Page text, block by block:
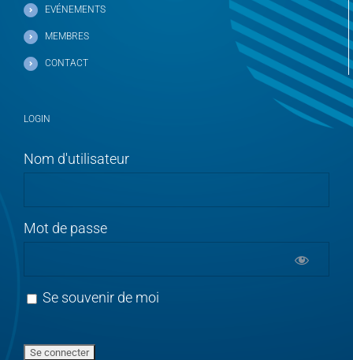
EVÉNEMENTS
MEMBRES
CONTACT
LOGIN
Nom d'utilisateur
Mot de passe
Se souvenir de moi